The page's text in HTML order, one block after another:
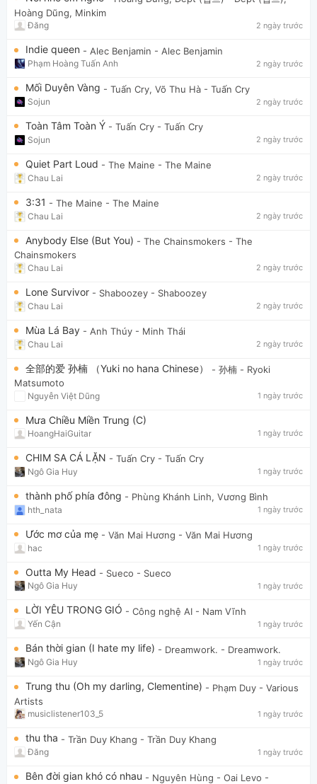
Hoàng Dũng, Minkim
Đăng 2 ngày trước
Indie queen - Alec Benjamin - Alec Benjamin
Phạm Hoàng Tuấn Anh 2 ngày trước
Mối Duyên Vàng - Tuấn Cry, Võ Thu Hà - Tuấn Cry
Sojun 2 ngày trước
Toàn Tâm Toàn Ý - Tuấn Cry - Tuấn Cry
Sojun 2 ngày trước
Quiet Part Loud - The Maine - The Maine
Chau Lai 2 ngày trước
3:31 - The Maine - The Maine
Chau Lai 2 ngày trước
Anybody Else (But You) - The Chainsmokers - The
Chainsmokers
Chau Lai 2 ngày trước
Lone Survivor - Shaboozey - Shaboozey
Chau Lai 2 ngày trước
Mùa Lá Bay - Anh Thúy - Minh Thái
Chau Lai 2 ngày trước
全部的爱 孙楠 （Yuki no hana Chinese） - 孙楠 - Ryoki
Matsumoto
Nguyễn Việt Dũng 1 ngày trước
Mưa Chiều Miền Trung (C)
HoangHaiGuitar 1 ngày trước
CHIM SA CÁ LẶN - Tuấn Cry - Tuấn Cry
Ngô Gia Huy 1 ngày trước
thành phố phía đông - Phùng Khánh Linh, Vương Bình
hth_nata 1 ngày trước
Ước mơ của mẹ - Văn Mai Hương - Văn Mai Hương
hac 1 ngày trước
Outta My Head - Sueco - Sueco
Ngô Gia Huy 1 ngày trước
LỜI YÊU TRONG GIÓ - Công nghệ AI - Nam Vĩnh
Yến Cận 1 ngày trước
Bán thời gian (I hate my life) - Dreamwork. - Dreamwork.
Ngô Gia Huy 1 ngày trước
Trung thu (Oh my darling, Clementine) - Phạm Duy - Various
Artists
musiclistener103_5 1 ngày trước
thu tha - Trần Duy Khang - Trần Duy Khang
Đăng 1 ngày trước
Bên đời gian khó có nhau - Nguyên Hùng - Oai Levo -